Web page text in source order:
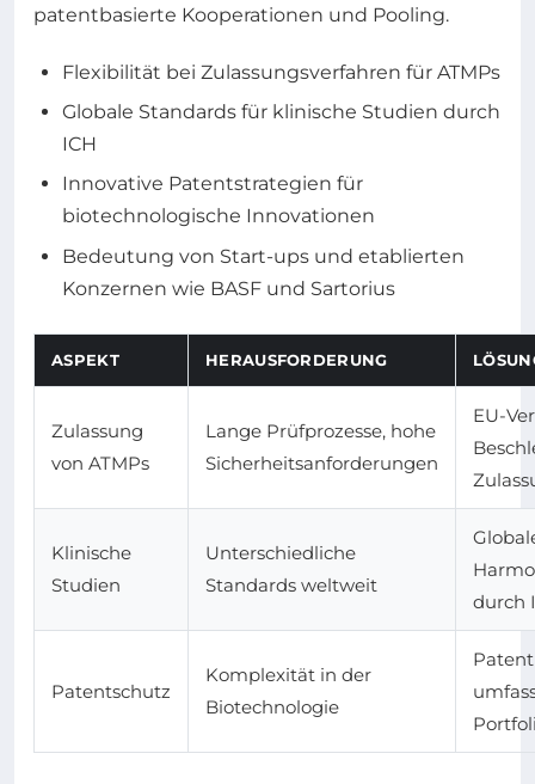
patentbasierte Kooperationen und Pooling.
Flexibilität bei Zulassungsverfahren für ATMPs
Globale Standards für klinische Studien durch
ICH
Innovative Patentstrategien für
biotechnologische Innovationen
Bedeutung von Start-ups und etablierten
Konzernen wie BASF und Sartorius
ASPEKT HERAUSFORDERUNG
Zulassung
von ATMPs
Lange Prüfprozesse, hohe
Sicherheitsanforderungen
EU-
Klinische
Studien
Unterschiedliche
Standards weltweit
durch
Patentschutz
Komplexität in der
Biotechnologie